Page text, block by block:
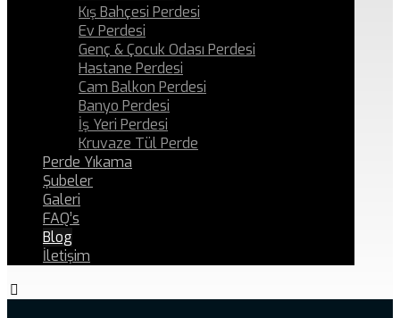
Kış Bahçesi Perdesi
Ev Perdesi
Genç & Çocuk Odası Perdesi
Hastane Perdesi
Cam Balkon Perdesi
Banyo Perdesi
İş Yeri Perdesi
Kruvaze Tül Perde
Perde Yıkama
Şubeler
Galeri
FAQ’s
Blog
İletişim